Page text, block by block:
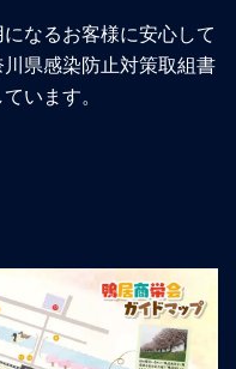
なるお客様に安心して
県感染防止対策取組書
います。